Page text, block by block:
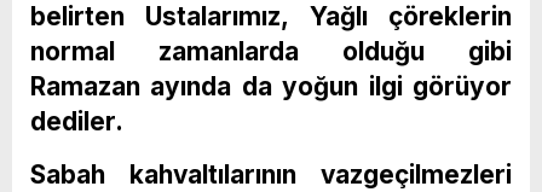
belirten Ustalarımız, Yağlı çöreklerin
normal zamanlarda olduğu gibi
Ramazan ayında da yoğun ilgi görüyor
dediler.
Sabah kahvaltılarının vazgeçilmezleri